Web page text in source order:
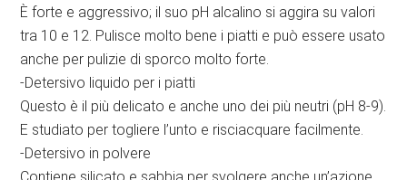
È forte e aggressivo; il suo pH alcalino si aggira su valori
tra 10 e 12. Pulisce molto bene i piatti e può essere usato
anche per pulizie di sporco molto forte.
-Detersivo liquido per i piatti
Questo è il più delicato e anche uno dei più neutri (pH 8-9).
E studiato per togliere l’unto e risciacquare facilmente.
-Detersivo in polvere